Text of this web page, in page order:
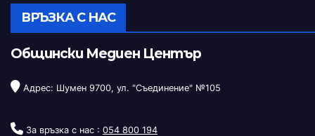
ВРЪЗКА С НАС
Общински Медиен Център
Адрес: Шумен 9700, ул. "Съединение" №105
За връзка с нас : 054 800 194